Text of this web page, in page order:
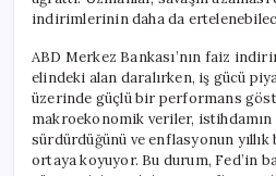
indirimlerinin daha da
ABD Merkez Bankası’nın faiz
elindeki alan daralırken, iş gücü
üzerinde güçlü bir performans
makroekonomik veriler, istihdamın
sürdürdüğünü ve enflasyonun yıllık
ortaya koyuyor. Bu durum, Fed’in